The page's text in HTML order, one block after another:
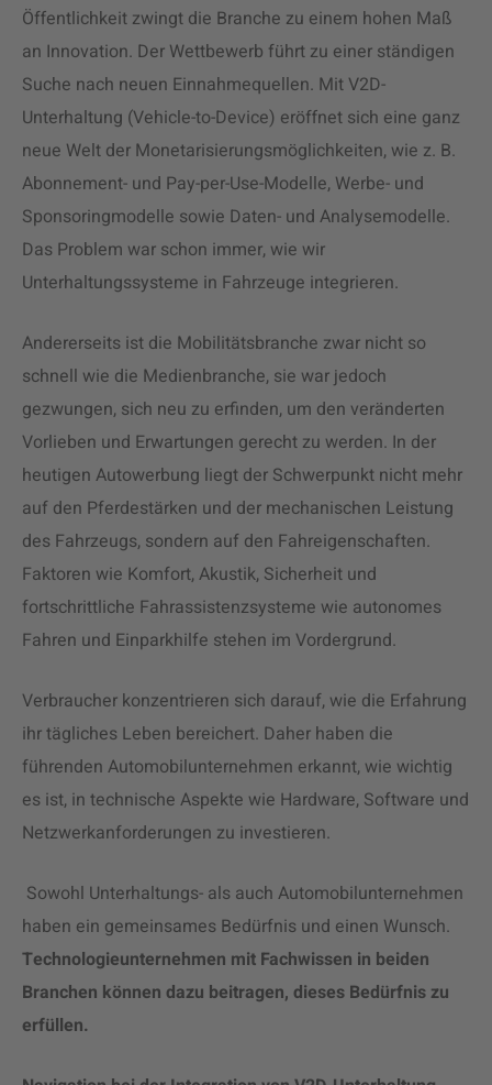
Öffentlichkeit zwingt die Branche zu einem hohen Maß
an Innovation. Der Wettbewerb führt zu einer ständigen
Suche nach neuen Einnahmequellen. Mit V2D-
Unterhaltung (Vehicle-to-Device) eröffnet sich eine ganz
neue Welt der Monetarisierungsmöglichkeiten, wie z. B.
Abonnement- und Pay-per-Use-Modelle, Werbe- und
Sponsoringmodelle sowie Daten- und Analysemodelle.
Das Problem war schon immer, wie wir
Unterhaltungssysteme in Fahrzeuge integrieren.
Andererseits ist die Mobilitätsbranche zwar nicht so
schnell wie die Medienbranche, sie war jedoch
gezwungen, sich neu zu erfinden, um den veränderten
Vorlieben und Erwartungen gerecht zu werden. In der
heutigen Autowerbung liegt der Schwerpunkt nicht mehr
auf den Pferdestärken und der mechanischen Leistung
des Fahrzeugs, sondern auf den Fahreigenschaften.
Faktoren wie Komfort, Akustik, Sicherheit und
fortschrittliche Fahrassistenzsysteme wie autonomes
Fahren und Einparkhilfe stehen im Vordergrund.
Verbraucher konzentrieren sich darauf, wie die Erfahrung
ihr tägliches Leben bereichert. Daher haben die
führenden Automobilunternehmen erkannt, wie wichtig
es ist, in technische Aspekte wie Hardware, Software und
Netzwerkanforderungen zu investieren.
Sowohl Unterhaltungs- als auch Automobilunternehmen
haben ein gemeinsames Bedürfnis und einen Wunsch.
Technologieunternehmen mit Fachwissen in beiden
Branchen können dazu beitragen, dieses Bedürfnis zu
erfüllen.